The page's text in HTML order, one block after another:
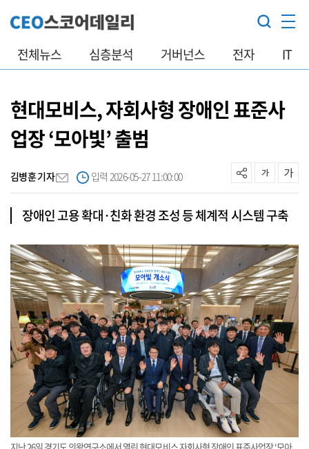
전체뉴스 심층분석 거버넌스 전자 IT
현대모비스, 자회사형 장애인 표준사
업장 ‘모아빛’ 출범
김병훈 기자 입력 2026-05-27 11:00:00
장애인 고용 확대·친화 환경 조성 등 체계적 시스템 구축